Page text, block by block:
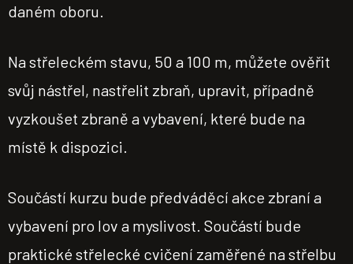
daném oboru.
Na střeleckém stavu, 50 a 100 m, můžete ověřit
svůj nástřel, nastřelit zbraň, upravit, případně
vyzkoušet zbraně a vybavení, které bude na
místě k dispozici.
Součástí kurzu bude předváděcí akce zbraní a
vybavení pro lov a myslivost. Součástí bude
praktické střelecké cvičení zaměřené na střelbu